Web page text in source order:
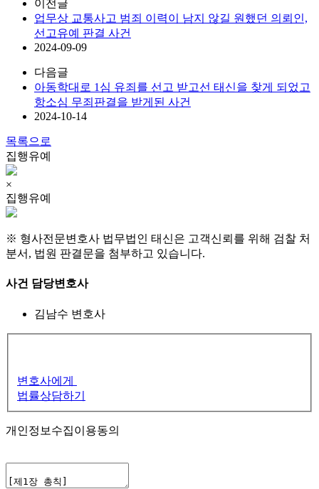
이전글
업무상 교통사고 범죄 이력이 남지 않길 원했던 의뢰인,
선고유예 판결 사건
2024-09-09
다음글
아동학대로 1심 유죄를 선고 받고선 태신을 찾게 되었고
항소심 무죄판결을 받게된 사건
2024-10-14
목록으로
집행유예
×
집행유예
※ 형사전문변호사 법무법인 태신은 고객신뢰를 위해 검찰 처
분서, 법원 판결문을 첨부하고 있습니다.
사건 담당변호사
김남수 변호사
변호사에게
법률상담하기
개인정보수집이용동의